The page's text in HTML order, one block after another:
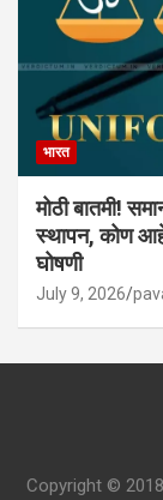
भारत
मोठी बातमी!
स्थापन, कोण
घोषणी
July 9, 2026
Copyright ©